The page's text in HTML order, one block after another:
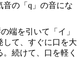
音の「q」の音にな
端を引いて「イ」
して、すぐに口を大
続けて、口を軽く